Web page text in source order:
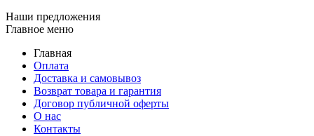
Наши предложения
Главное меню
Главная
Оплата
Доставка и самовывоз
Возврат товара и гарантия
Договор публичной оферты
О нас
Контакты